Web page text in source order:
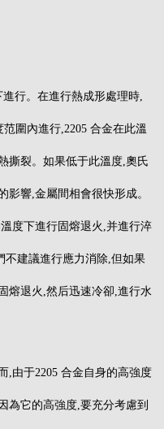
行。在進行熱成形處理時,
范圍內進行,2205 合金在此溫
撕裂。如果低于此溫度,奧氏
影響,金屬間相會很快形成。
度下進行固熔退火,并進行淬
不建議進行應力消除,但如果
熔退火,然后迅速冷卻,進行水
,由于2205 合金自身的高強度
為它的高強度,要充分考慮到